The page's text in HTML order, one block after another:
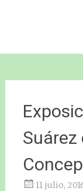
Suárez
11 julio,